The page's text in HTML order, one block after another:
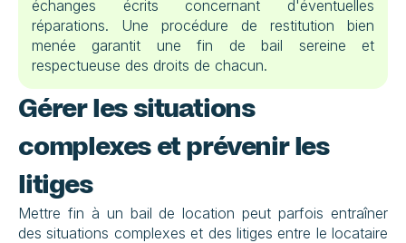
échanges écrits concernant d'éventuelles
réparations. Une procédure de restitution bien
menée garantit une fin de bail sereine et
respectueuse des droits de chacun.
Gérer les situations
complexes et prévenir les
litiges
Mettre fin à un bail de location peut parfois entraîner
des situations complexes et des litiges entre le locataire